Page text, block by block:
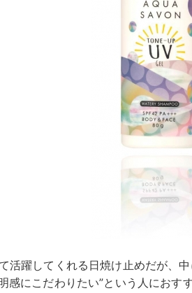
活躍してくれる日焼け止めだが、
感にこだわりたい”という人におす